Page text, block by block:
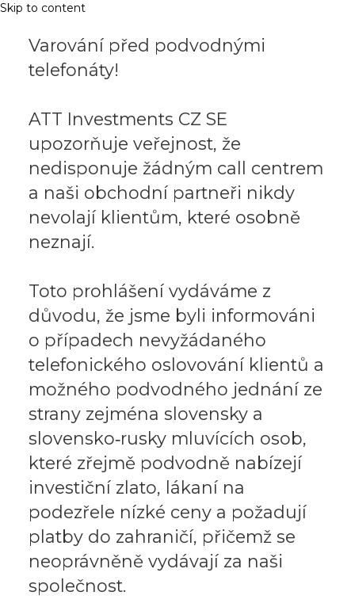
Skip to content
Varování před podvodnými
telefonáty!
ATT Investments CZ SE
upozorňuje veřejnost, že
nedisponuje žádným call centrem
a naši obchodní partneři nikdy
nevolají klientům, které osobně
neznají.
Toto prohlášení vydáváme z
důvodu, že jsme byli informováni
o případech nevyžádaného
telefonického oslovování klientů a
možného podvodného jednání ze
strany zejména slovensky a
slovensko‑rusky mluvících osob,
které zřejmě podvodně nabízejí
investiční zlato, lákaní na
podezřele nízké ceny a požadují
platby do zahraničí, přičemž se
neoprávněně vydávají za naši
společnost.